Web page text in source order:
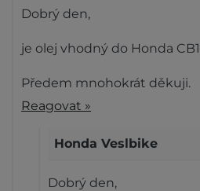
Dobrý den,
je olej vhodný do Honda
Předem mnohokrát děkuji.
Reagovat »
Honda Veslbike
Dobrý den,